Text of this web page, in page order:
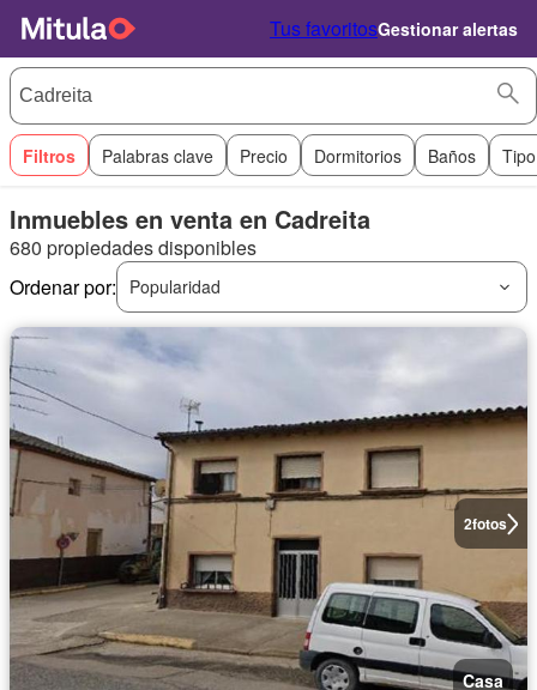
Tus favoritosGestionar alertas
Filtros Palabras clave Precio Dormitorios Baños
Inmuebles en venta en Cadreita
680 propiedades disponibles
Ordenar por:
Popularidad
2fotos
Casa